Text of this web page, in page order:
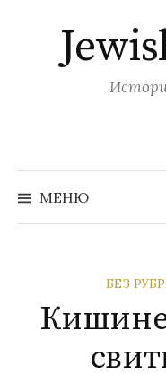
содержимому
МЕНЮ
БЕЗ